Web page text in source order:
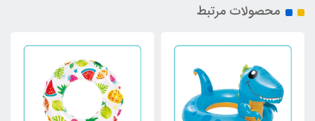
محصولات مرتبط